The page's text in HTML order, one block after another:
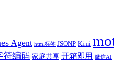
Agent html标签 JSONP Kimi
符编码 家庭共享 开箱即用 微信AI